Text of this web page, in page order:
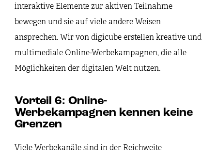
interaktive Elemente zur aktiven Teilnahme
bewegen und sie auf viele andere Weisen
ansprechen. Wir von digicube erstellen kreative und
multimediale Online-Werbekampagnen, die alle
Möglichkeiten der digitalen Welt nutzen.
Vorteil 6: Online-
Werbekampagnen kennen keine
Grenzen
Viele Werbekanäle sind in der Reichweite